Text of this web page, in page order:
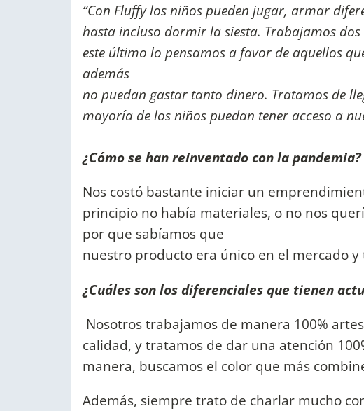
“Con Fluffy los niños pueden jugar, armar
hasta incluso dormir la siesta. Trabajamos
este último lo pensamos a favor de aquellos
además
no puedan gastar tanto dinero. Tratamos de
mayoría de los niños puedan tener acceso a
¿Cómo se han reinventado con la pandemia?
Nos costó bastante iniciar un
principio no había materiales, o no nos
por que sabíamos que
nuestro producto era único en el mercado
¿Cuáles son los diferenciales que tienen
Nosotros trabajamos de manera 100%
calidad, y tratamos de dar una atención
manera, buscamos el color que más
Además, siempre trato de charlar mucho